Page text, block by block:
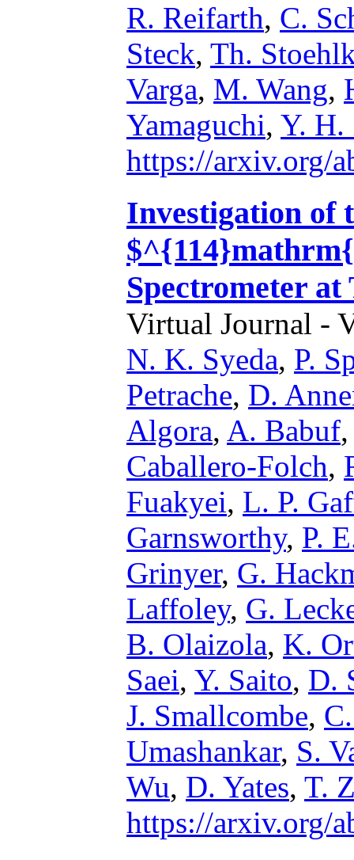
R. Reifarth, C.
Steck, Th.
Varga, M. Wang,
Yamaguchi, Y. H.
https://arxiv.org/
Investigation of
Spectrometer
Virtual Journal -
N. K. Syeda, P.
Petrache, D.
Algora, A. Babuf
Caballero-Folch,
Fuakyei, L. P.
Garnsworthy, P.
Grinyer, G.
Laffoley, G.
B. Olaizola, K.
Saei, Y. Saito, D.
J. Smallcombe,
Umashankar, S.
Wu, D. Yates, T.
https://arxiv.org/